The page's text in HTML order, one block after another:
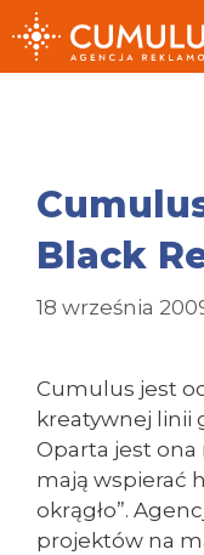
Przeskocz
do
treści
Black
18 września
Cumulus jest
kreatywnej linii
Oparta jest ona
mają wspierać
okrągło”.
projektów na